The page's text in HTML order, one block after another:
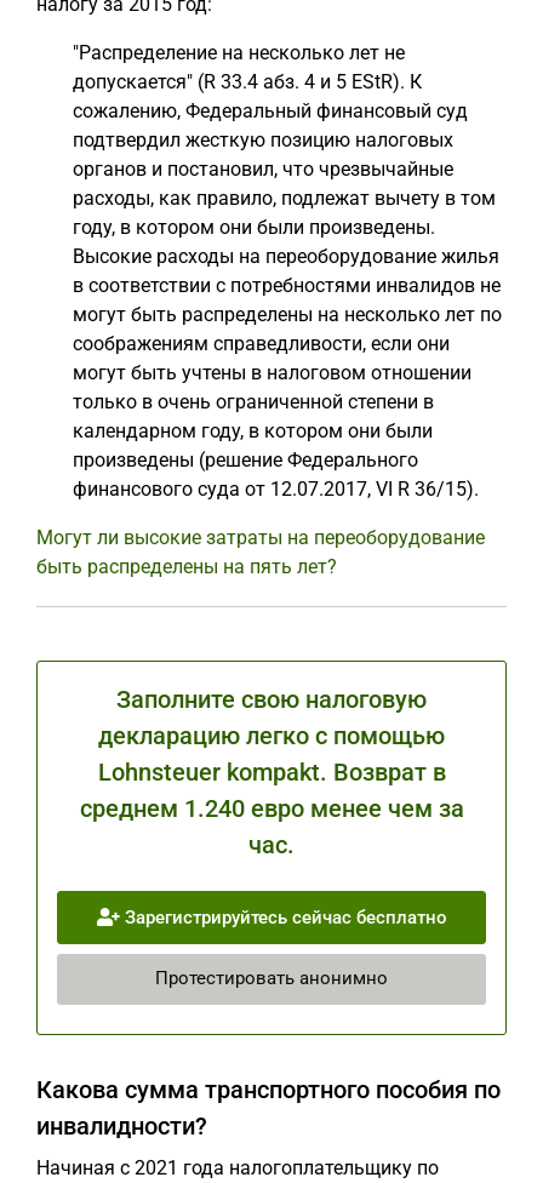
"Распределение на несколько лет не
допускается" (R 33.4 абз. 4 и 5 EStR). К
сожалению, Федеральный финансовый суд
подтвердил жесткую позицию налоговых
органов и постановил, что чрезвычайные
расходы, как правило, подлежат вычету в том
году, в котором они были произведены.
Высокие расходы на переоборудование жилья
в соответствии с потребностями инвалидов не
могут быть распределены на несколько лет по
соображениям справедливости, если они
могут быть учтены в налоговом отношении
только в очень ограниченной степени в
календарном году, в котором они были
произведены (решение Федерального
финансового суда от 12.07.2017, VI R 36/15).
Могут ли высокие затраты на переоборудование
быть распределены на пять лет?
Заполните свою налоговую
декларацию легко с помощью
Lohnsteuer kompakt. Возврат в
среднем 1.240 евро менее чем за
час.
Зарегистрируйтесь сейчас бесплатно
Протестировать анонимно
Какова сумма транспортного пособия по
инвалидности?
Начиная с 2021 года налогоплательщику по